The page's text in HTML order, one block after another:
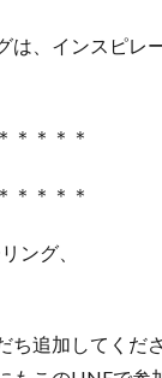
、インスピレ
＊＊＊＊
＊＊＊＊
ング、
ち追加してくださ